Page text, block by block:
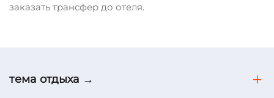
заказать трансфер до отеля.
тема отдыха →